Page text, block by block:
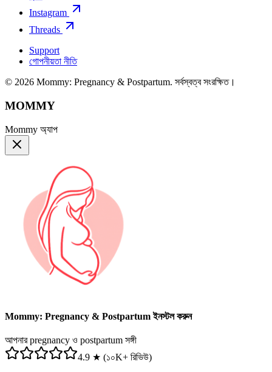
Instagram
Threads
Support
গোপনীয়তা নীতি
© 2026 Mommy: Pregnancy & Postpartum. সর্বস্বত্ব সংরক্ষিত।
MOMMY
Mommy অ্যাপ
Mommy: Pregnancy & Postpartum ইনস্টল করুন
আপনার pregnancy ও postpartum সঙ্গী
4.9 ★ (১০K+ রিভিউ)